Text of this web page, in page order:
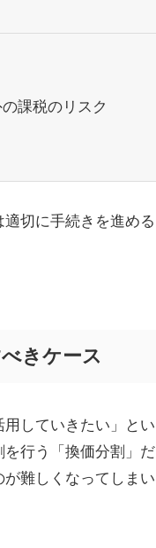
課税のリスク
切に手続きを進め
きケース
用していきたい」と
行う「換価分割」
難しくなってしま